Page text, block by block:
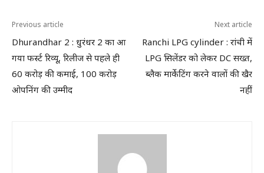
Previous article
Dhurandhar 2 : धुरंधर 2 का आ
गया फर्स्ट रिव्यू, रिलीज से पहले ही
60 करोड़ की कमाई, 100 करोड़
ओपनिंग की उम्मीद
Next article
Ranchi LPG cylinder : रांची में
LPG सिलेंडर को लेकर DC सख्त,
ब्लैक मार्केटिंग करने वालों की खैर
नहीं